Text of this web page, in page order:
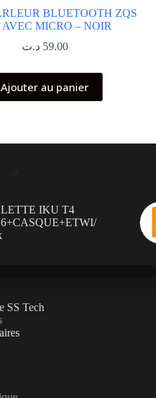
BLUETOOTH ZQS
AVEC MICRO – NOIR
59.00 د.ت
Ajouter au panier
IKU T4
SS Tech